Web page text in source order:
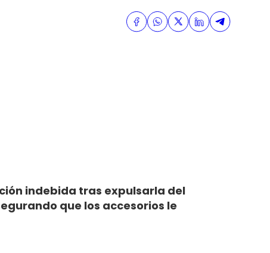
indebida tras expulsarla del
que los accesorios le